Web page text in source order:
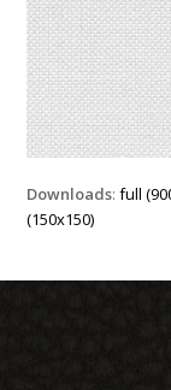
Downloads:full
(150x150)